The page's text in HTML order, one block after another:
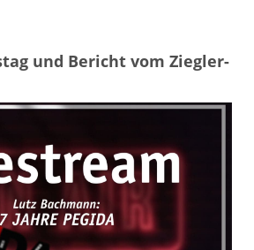
und Bericht vom Ziegler-